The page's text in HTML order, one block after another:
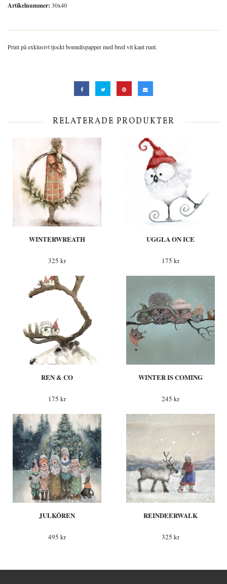
Artikelnummer: 30x40
Print på exklusivt tjockt bomullspapper med bred vit kant runt.
RELATERADE PRODUKTER
WINTERWREATH
325 kr
UGGLA ON ICE
175 kr
REN & CO
175 kr
WINTER IS COMING
245 kr
JULKÖREN
495 kr
REINDEERWALK
325 kr